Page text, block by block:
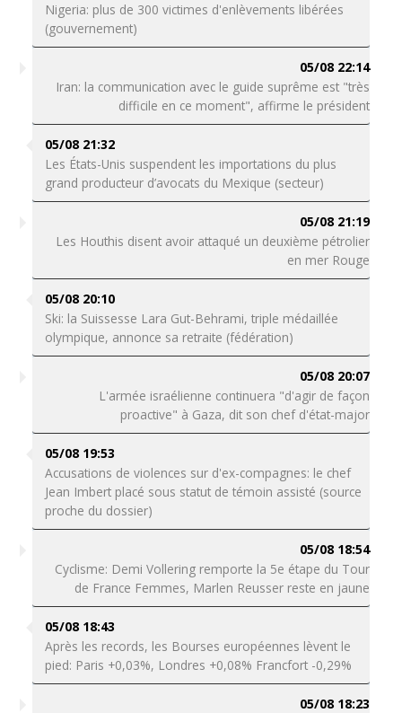
Nigeria: plus de 300 victimes d'enlèvements libérées
(gouvernement)
05/08 22:14
Iran: la communication avec le guide suprême est "très
difficile en ce moment", affirme le président
05/08 21:32
Les États-Unis suspendent les importations du plus
grand producteur d’avocats du Mexique (secteur)
05/08 21:19
Les Houthis disent avoir attaqué un deuxième pétrolier
en mer Rouge
05/08 20:10
Ski: la Suissesse Lara Gut-Behrami, triple médaillée
olympique, annonce sa retraite (fédération)
05/08 20:07
L'armée israélienne continuera "d'agir de façon
proactive" à Gaza, dit son chef d'état-major
05/08 19:53
Accusations de violences sur d'ex-compagnes: le chef
Jean Imbert placé sous statut de témoin assisté (source
proche du dossier)
05/08 18:54
Cyclisme: Demi Vollering remporte la 5e étape du Tour
de France Femmes, Marlen Reusser reste en jaune
05/08 18:43
Après les records, les Bourses européennes lèvent le
pied: Paris +0,03%, Londres +0,08% Francfort -0,29%
05/08 18:23